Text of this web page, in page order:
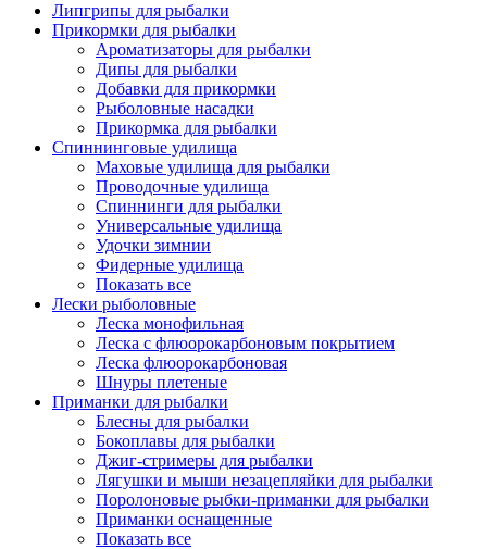
Липгрипы для рыбалки
Прикормки для рыбалки
Ароматизаторы для рыбалки
Дипы для рыбалки
Добавки для прикормки
Рыболовные насадки
Прикормка для рыбалки
Спиннинговые удилища
Маховые удилища для рыбалки
Проводочные удилища
Спиннинги для рыбалки
Универсальные удилища
Удочки зимнии
Фидерные удилища
Показать все
Лески рыболовные
Леска монофильная
Леска с флюорокарбоновым покрытием
Леска флюорокарбоновая
Шнуры плетеные
Приманки для рыбалки
Блесны для рыбалки
Бокоплавы для рыбалки
Джиг-стримеры для рыбалки
Лягушки и мыши незацепляйки для рыбалки
Поролоновые рыбки-приманки для рыбалки
Приманки оснащенные
Показать все